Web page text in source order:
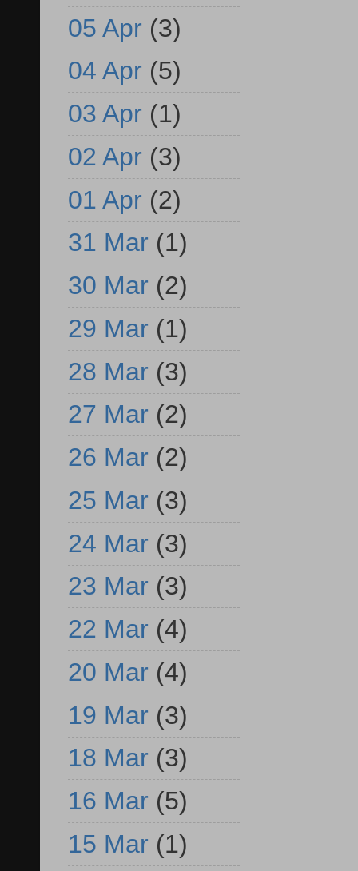
05 Apr (3)
04 Apr (5)
03 Apr (1)
02 Apr (3)
01 Apr (2)
31 Mar (1)
30 Mar (2)
29 Mar (1)
28 Mar (3)
27 Mar (2)
26 Mar (2)
25 Mar (3)
24 Mar (3)
23 Mar (3)
22 Mar (4)
20 Mar (4)
19 Mar (3)
18 Mar (3)
16 Mar (5)
15 Mar (1)